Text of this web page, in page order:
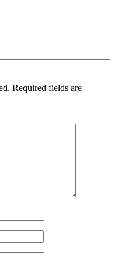
Required fields are